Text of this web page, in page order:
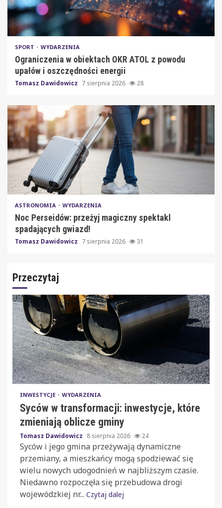
SPORT WYDARZENIA
Ograniczenia w obiektach OKR ATOL z powodu
upałów i oszczędności energii
Tomasz Dawidowicz 7 sierpnia 2026 28
ASTRONOMIA WYDARZENIA
Noc Perseidów: przeżyj magiczny spektakl
spadających gwiazd!
Tomasz Dawidowicz 7 sierpnia 2026 31
Przeczytaj
INWESTYCJE WYDARZENIA
Syców w transformacji: inwestycje, które
zmieniają oblicze gminy
Tomasz Dawidowicz 8 sierpnia 2026 24
Syców i jego gmina przeżywają dynamiczne
przemiany, a mieszkańcy mogą spodziewać się
wielu nowych udogodnień w najbliższym czasie.
Niedawno rozpoczęła się przebudowa drogi
wojewódzkiej nr... Czytaj dalej